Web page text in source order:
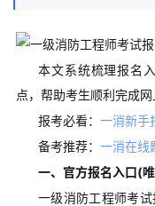
本文系统梳理报名
点，帮助考生顺利完成网
报考必看： 一消新手
备考推荐： 一消在线
一、官方报名入口(
一级消防工程师考